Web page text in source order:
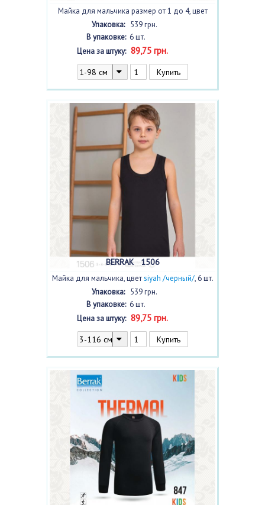
Майка для мальчика размер от 1 до 4, цвет
beyaz /белый/, 6 шт.
Упаковка: 539 грн.
В упаковке:6 шт.
Цена за штуку:89,75 грн.
BERRAK 1506
Майка для мальчика, цветsiyah /черный/, 6 шт.
Упаковка: 539 грн.
В упаковке:6 шт.
Цена за штуку:89,75 грн.